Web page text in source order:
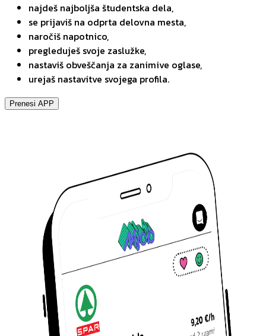
najdeš najboljša študentska dela,
se prijaviš na odprta delovna mesta,
naročiš napotnico,
pregleduješ svoje zaslužke,
nastaviš obveščanja za zanimive oglase,
urejaš nastavitve svojega profila.
Prenesi APP